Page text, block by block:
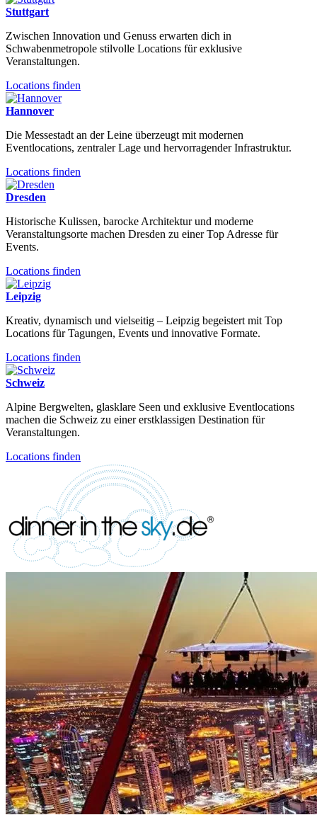
Stuttgart
Zwischen Innovation und Genuss erwarten dich in
Schwabenmetropole stilvolle Locations für exklusive
Veranstaltungen.
Locations finden
Hannover
Die Messestadt an der Leine überzeugt mit modernen
Eventlocations, zentraler Lage und hervorragender Infrastruktur.
Locations finden
Dresden
Historische Kulissen, barocke Architektur und moderne
Veranstaltungsorte machen Dresden zu einer Top Adresse für
Events.
Locations finden
Leipzig
Kreativ, dynamisch und vielseitig – Leipzig begeistert mit Top
Locations für Tagungen, Events und innovative Formate.
Locations finden
Schweiz
Alpine Bergwelten, glasklare Seen und exklusive Eventlocations
machen die Schweiz zu einer erstklassigen Destination für
Veranstaltungen.
Locations finden